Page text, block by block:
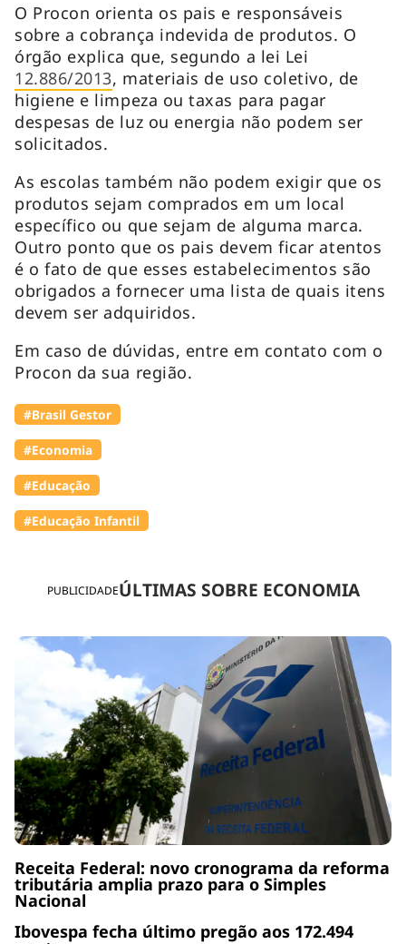
PUBLICIDADEÚLTIMAS SOBRE ECONOMIA
Receita Federal: novo cronograma da reforma
tributária amplia prazo para o Simples
Nacional
Ibovespa fecha último pregão aos 172.494
O Procon orienta os pais e responsáveis
sobre a cobrança indevida de produtos. O
órgão explica que, segundo a lei Lei
12.886/2013, materiais de uso coletivo, de
higiene e limpeza ou taxas para pagar
despesas de luz ou energia não podem ser
solicitados.
As escolas também não podem exigir que os
produtos sejam comprados em um local
específico ou que sejam de alguma marca.
Outro ponto que os pais devem ficar atentos
é o fato de que esses estabelecimentos são
obrigados a fornecer uma lista de quais itens
devem ser adquiridos.
Em caso de dúvidas, entre em contato com o
Procon da sua região.
#Brasil Gestor
#Economia
#Educação
#Educação Infantil